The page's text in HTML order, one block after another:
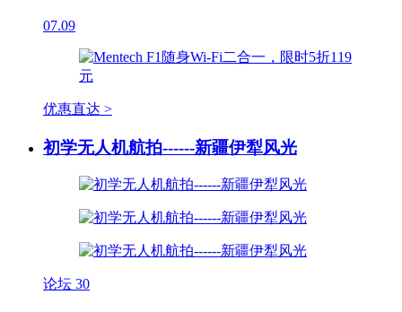
07.09
优惠直达 >
初学无人机航拍------新疆伊犁风光
论坛 30